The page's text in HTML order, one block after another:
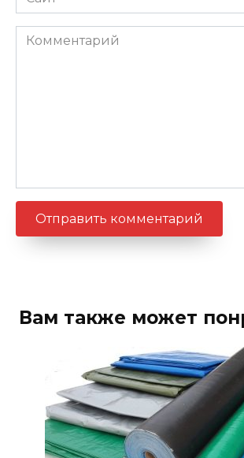
Комментарий
Вам также может